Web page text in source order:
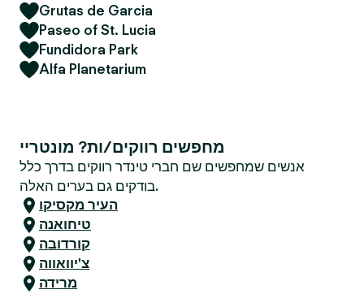
Grutas de Garcia
Paseo of St. Lucia
Fundidora Park
Alfa Planetarium
מחפשים רווקים/ות? מונטריי
אנשים שמחפשים שם חברי טינדר רווקים בדרך כלל
בודקים גם בערים האלה.
העיר מקסיקו
טיחואנה
קורדובה
צ'יוואווה
מרידה